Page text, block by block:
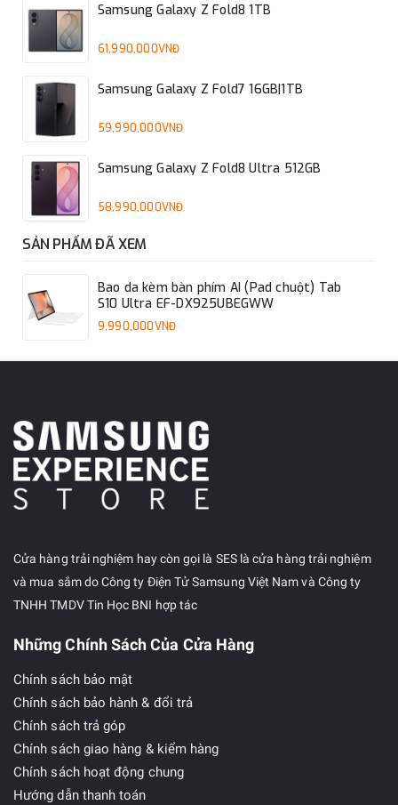
Samsung Galaxy Z Fold8 1TB
61,990,000VNĐ
Samsung Galaxy Z Fold7 16GB|1TB
59,990,000VNĐ
Samsung Galaxy Z Fold8 Ultra 512GB
58,990,000VNĐ
SẢN PHẨM ĐÃ XEM
Bao da kèm bàn phím AI (Pad chuột) Tab
S10 Ultra EF-DX925UBEGWW
9,990,000VNĐ
Cửa hàng trải nghiệm hay còn gọi là SES là cửa hàng trải nghiệm
và mua sắm do Công ty Điện Tử Samsung Việt Nam và Công ty
TNHH TMDV Tin Học BNI hợp tác
Những Chính Sách Của Cửa Hàng
Chính sách bảo mật
Chính sách bảo hành & đổi trả
Chính sách trả góp
Chính sách giao hàng & kiểm hàng
Chính sách hoạt động chung
Hướng dẫn thanh toán